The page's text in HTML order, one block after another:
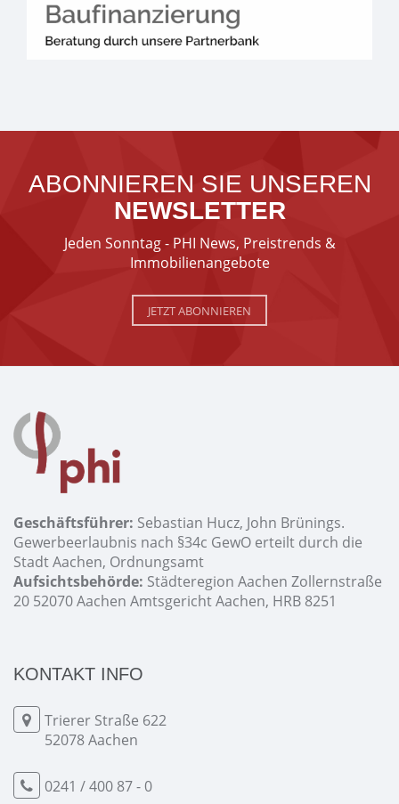
ABONNIEREN SIE UNSEREN
NEWSLETTER
Jeden Sonntag - PHI News, Preistrends &
Immobilienangebote
JETZT ABONNIEREN
Geschäftsführer: Sebastian Hucz, John Brünings.
Gewerbeerlaubnis nach §34c GewO erteilt durch die
Stadt Aachen, Ordnungsamt
Aufsichtsbehörde: Städteregion Aachen Zollernstraße
20 52070 Aachen Amtsgericht Aachen, HRB 8251
KONTAKT INFO
Trierer Straße 622
52078 Aachen
0241 / 400 87 - 0